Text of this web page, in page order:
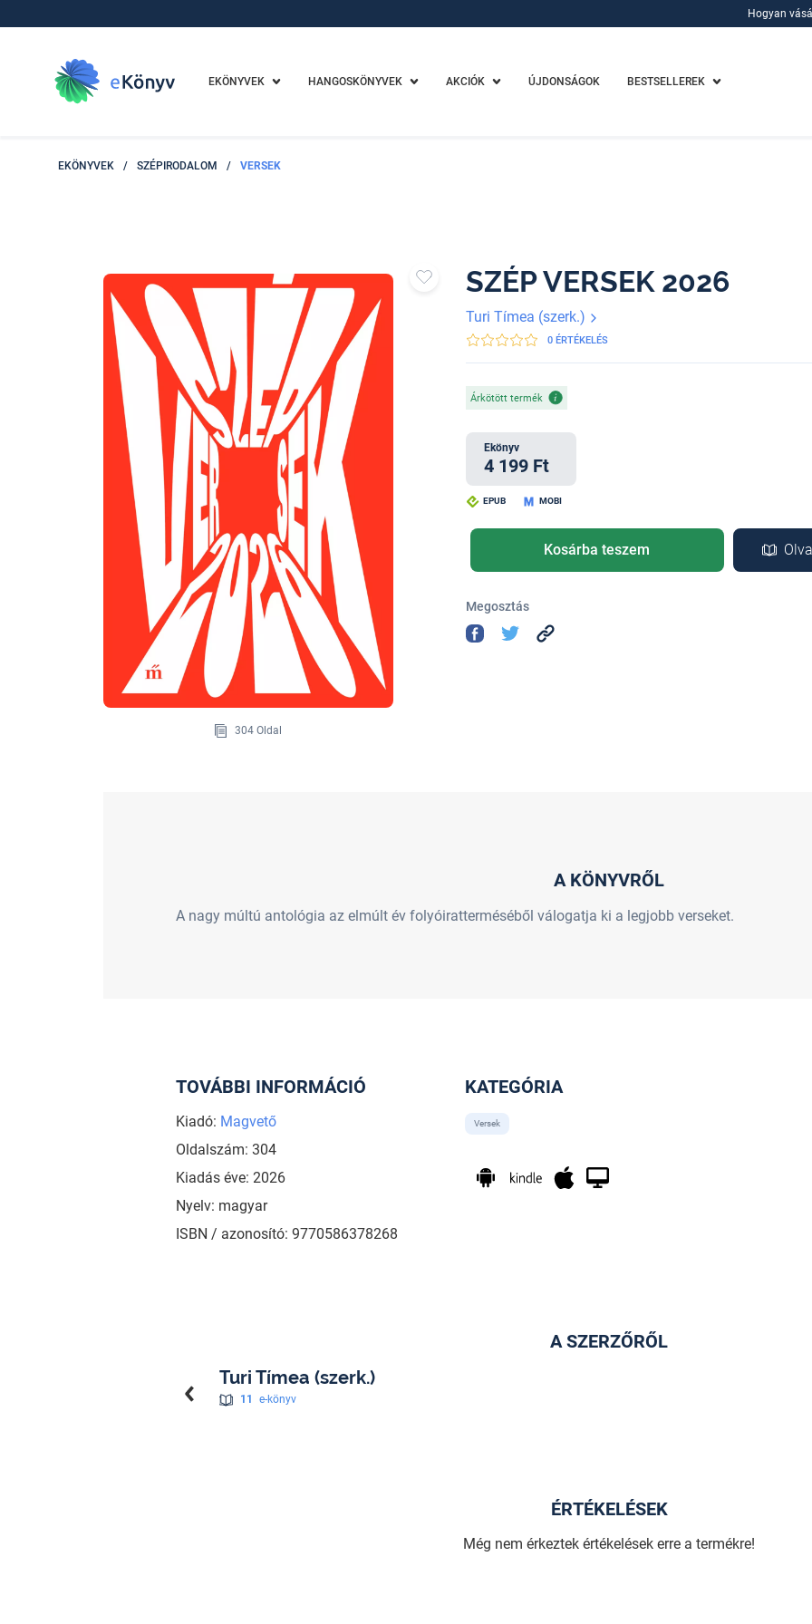
Hogyan
EKÖNYVEK HANGOSKÖNYVEK AKCIÓK ÚJDONSÁGOK BESTSELLEREK
EKÖNYVEK / SZÉPIRODALOM / VERSEK
304 Oldal
SZÉP VERSEK 2026
Turi Tímea (szerk.)
0 ÉRTÉKELÉS
Árkötött termék
Ekönyv
4 199 Ft
EPUB MOBI
Kosárba teszem
Megosztás
A KÖNYVRŐL
A nagy múltú antológia az elmúlt év folyóiratterméséből válogatja ki a legjobb verseket.
TOVÁBBI INFORMÁCIÓ
Kiadó: Magvető
Oldalszám: 304
Kiadás éve: 2026
Nyelv: magyar
ISBN / azonosító: 9770586378268
KATEGÓRIA
Versek
A SZERZŐRŐL
Turi Tímea (szerk.)
11 e-könyv
ÉRTÉKELÉSEK
Még nem érkeztek értékelések erre a termékre!